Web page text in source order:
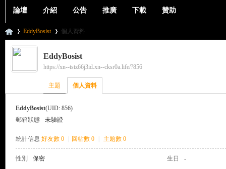
論壇 介紹 公告 推廣 下載 贊助
›
EddyBosist 個人資料
EddyBosist
https://xn--tstz66j3id.xn--cksr0a.life/?856
主題 個人資料
EddyBosist(UID: 856)
郵箱狀態
未驗證
統計信息 好友數 0 回帖數 0 主題數 0
性別 保密 生日 -